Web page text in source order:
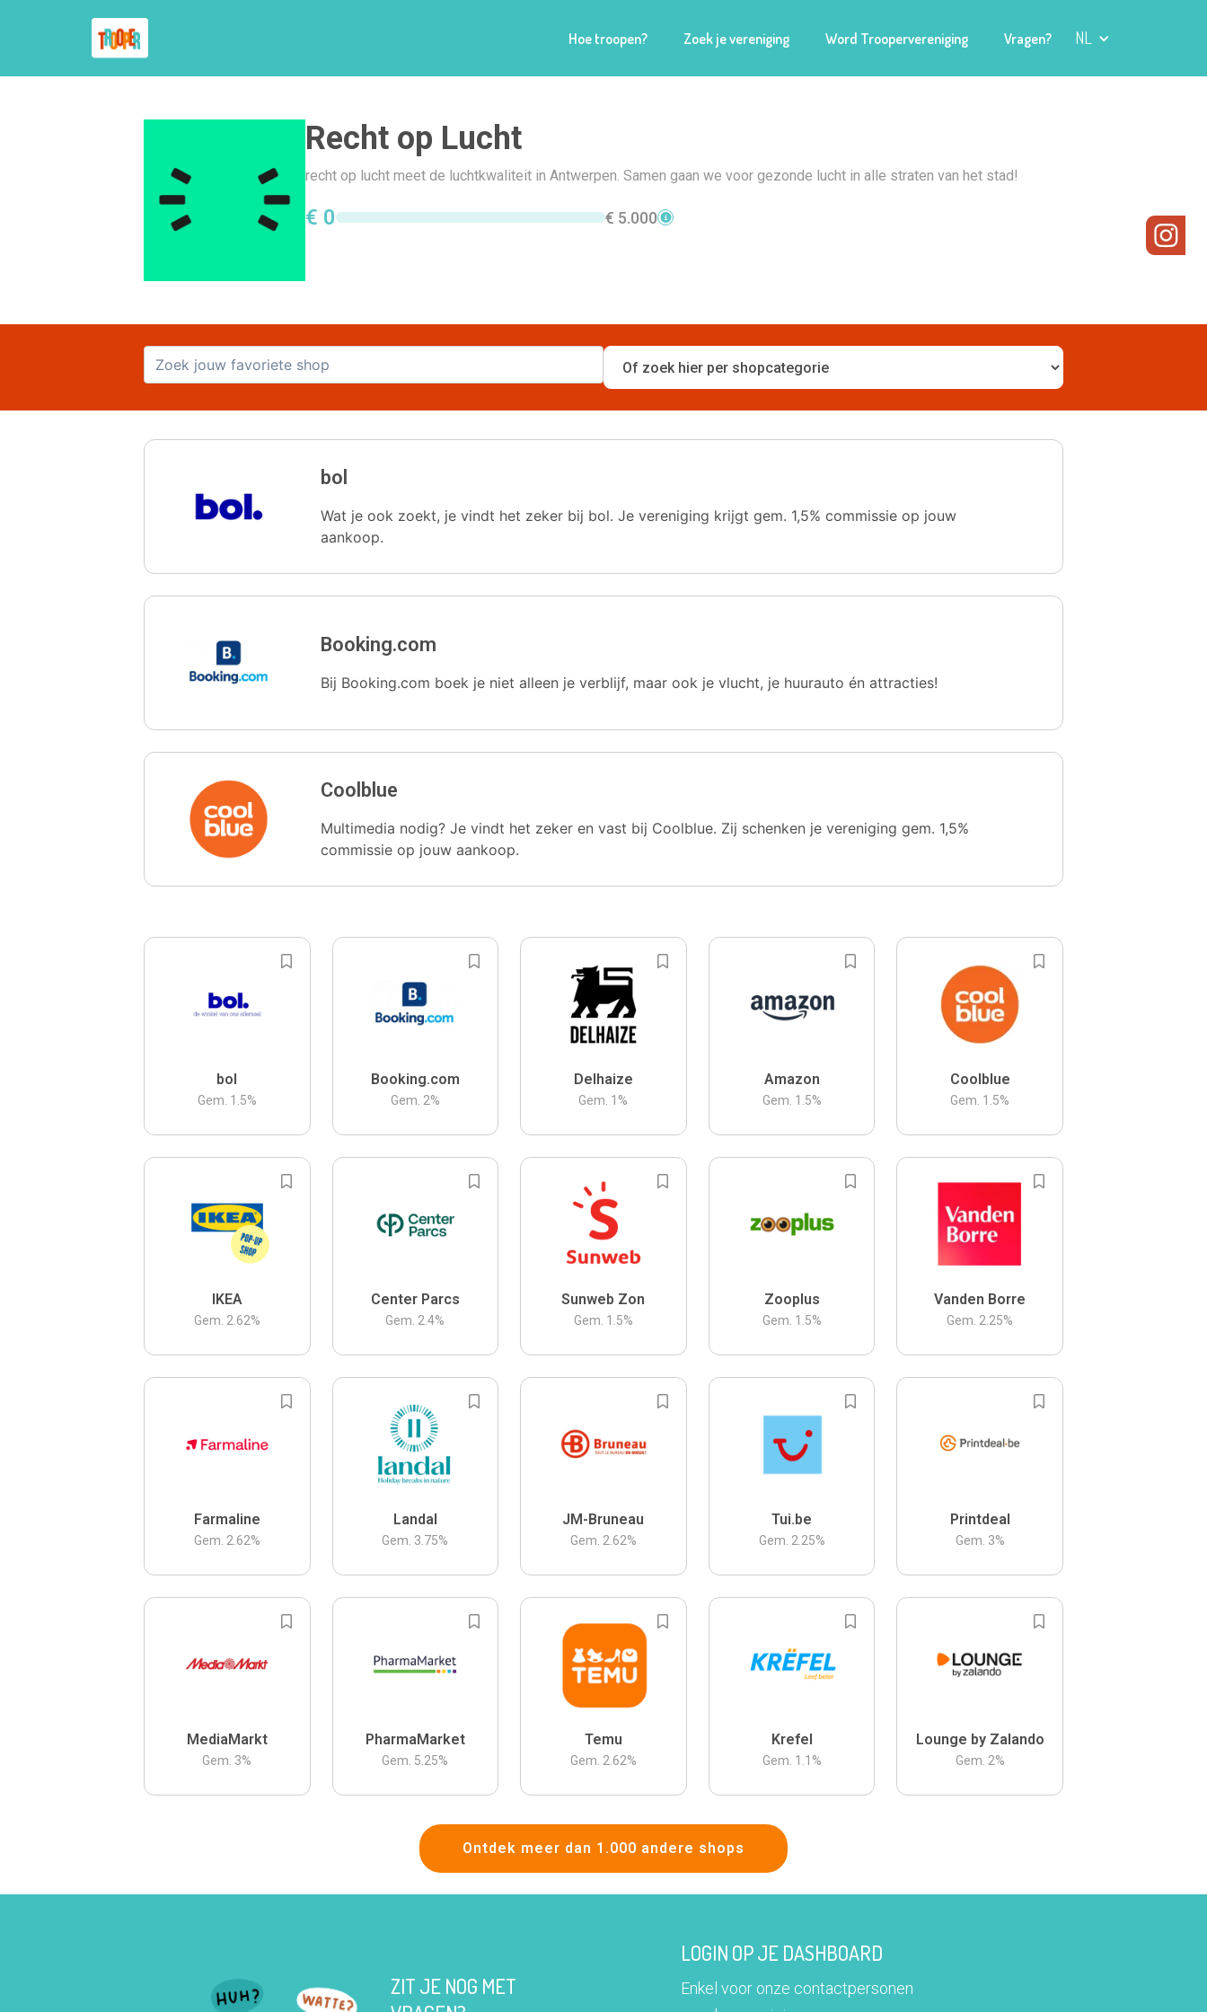
Hoe troopen? Zoek je vereniging Word Troopervereniging Vragen? NL
Recht op Lucht
recht op lucht meet de luchtkwaliteit in Antwerpen. Samen gaan we voor gezonde lucht in alle straten van het stad!
€ 0 € 5.000
bol
Wat je ook zoekt, je vindt het zeker bij bol. Je vereniging krijgt gem. 1,5% commissie op jouw
aankoop.
Booking.com
Bij Booking.com boek je niet alleen je verblijf, maar ook je vlucht, je huurauto én attracties!
Coolblue
Multimedia nodig? Je vindt het zeker en vast bij Coolblue. Zij schenken je vereniging gem. 1,5%
commissie op jouw aankoop.
bol
Gem. 1.5%
Booking.com
Gem. 2%
Delhaize
Gem. 1 %
Amazon
Gem. 1.5%
Coolblue
Gem. 1.5%
IKEA
Gem. 2.62%
Center Parcs
Gem. 2.4%
Sunweb Zon
Gem. 1.5%
Zooplus
Gem. 1.5%
Vanden Borre
Gem. 2.25%
Farmaline
Gem. 2.62%
Landal
Gem. 3.75%
JM-Bruneau
Gem. 2.62%
Tui.be
Gem. 2.25%
Printdeal
Gem. 3%
MediaMarkt
Gem. 3%
PharmaMarket
Gem. 5.25%
Temu
Gem. 2.62%
Krefel
Gem. 1.1 %
Lounge by Zalando
Gem. 2%
Ontdek meer dan 1.000 andere shops
ZIT JE NOG MET
LOGIN OP JE DASHBOARD
Enkel voor onze contactpersonen